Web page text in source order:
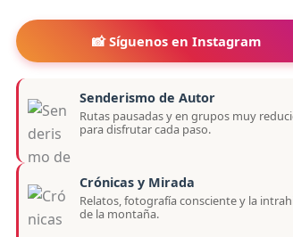
📸 Síguenos en Instagram
Senderismo de Autor
Rutas pausadas y en grupos muy
para disfrutar cada paso.
Crónicas y Mirada
Relatos, fotografía consciente y la
de la montaña.